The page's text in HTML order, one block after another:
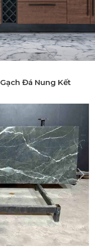
Gạch Đá Nung Kết